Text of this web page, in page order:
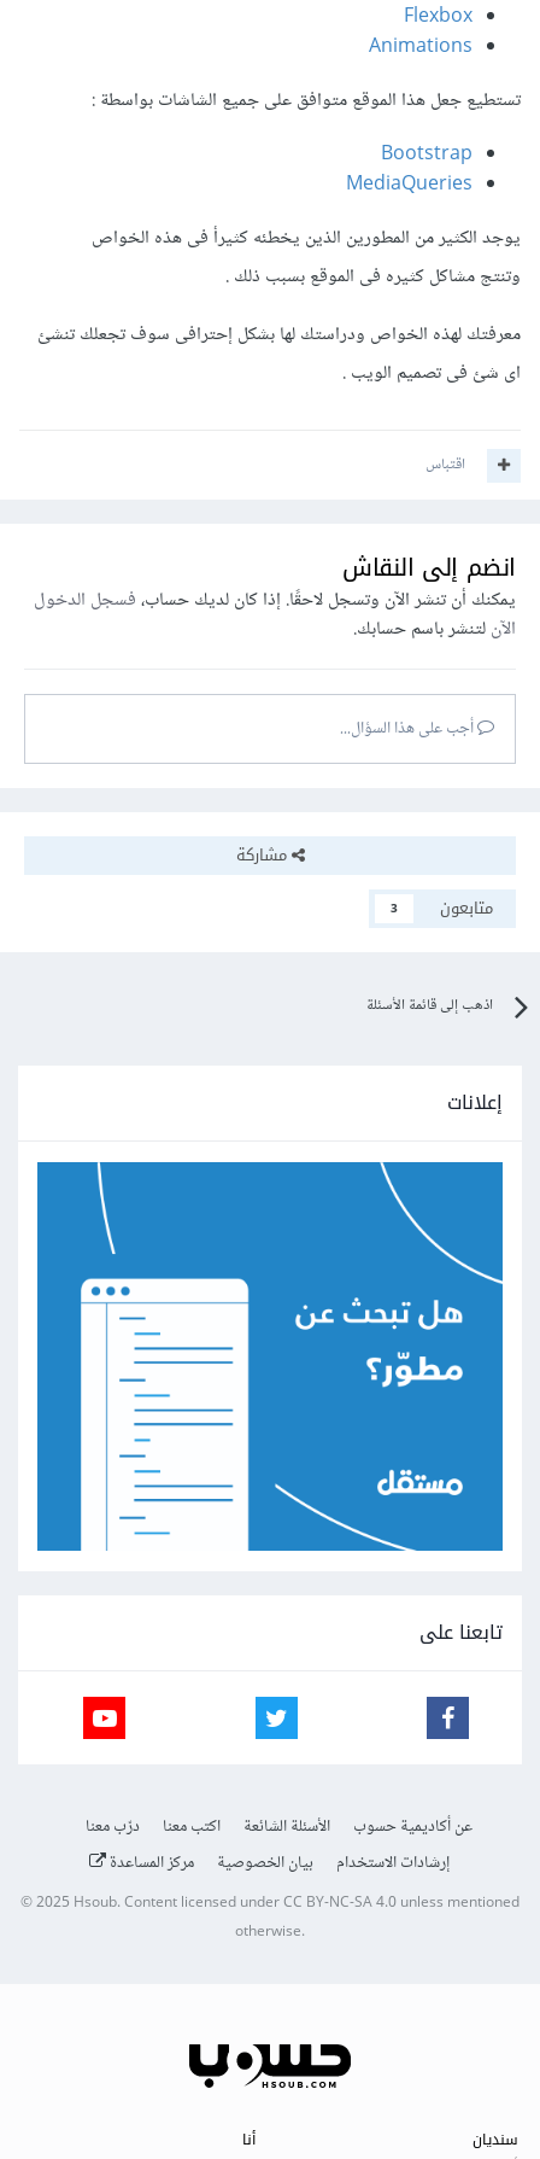
Flexbox
Animations
تستطيع جعل هذا الموقع متوافق على جميع الشاشات بواسطة :
Bootstrap
MediaQueries
يوجد الكثير من المطورين الذين يخطئه كثيرأ فى هذه الخواص
وتنتج مشاكل كثيره فى الموقع بسبب ذلك .
معرفتك لهذه الخواص ودراستك لها بشكل إحترافى سوف تجعلك تنشئ
اى شئ فى تصميم الويب .
اقتباس
انضم إلى النقاش
يمكنك أن تنشر الآن وتسجل لاحقًا. إذا كان لديك حساب،فسجل الدخول
الآنلتنشر باسم حسابك.
أجب على هذا السؤال...
مشاركة
متابعون
3
اذهب إلى قائمة الأسئلة
إعلانات
تابعنا على
عن أكاديمية حسوب الأسئلة الشائعة اكتب معنا
درّب معنا
إرشادات الاستخدام
بيان الخصوصية مركز المساعدة
© 2025Hsoub.Content licensed underCC BY-NC-SA 4.0unless mentioned
otherwise.